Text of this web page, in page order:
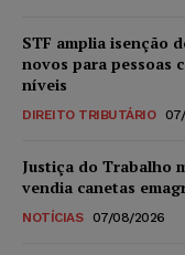
STF amplia isenção
novos para pessoas
níveis
DIREITO TRIBUTÁRIO
Justiça do Trabalho
vendia canetas
NOTÍCIAS 07/08/2026